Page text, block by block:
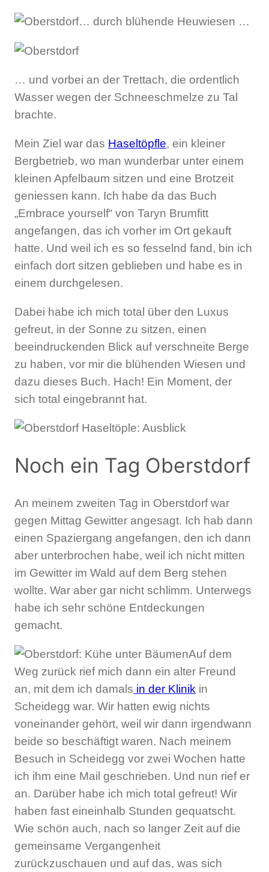
… durch blühende Heuwiesen …
… und vorbei an der Trettach, die ordentlich
Wasser wegen der Schneeschmelze zu Tal
brachte.
Mein Ziel war das Haseltöpfle, ein kleiner
Bergbetrieb, wo man wunderbar unter einem
kleinen Apfelbaum sitzen und eine Brotzeit
geniessen kann. Ich habe da das Buch
„Embrace yourself“ von Taryn Brumfitt
angefangen, das ich vorher im Ort gekauft
hatte. Und weil ich es so fesselnd fand, bin ich
einfach dort sitzen geblieben und habe es in
einem durchgelesen.
Dabei habe ich mich total über den Luxus
gefreut, in der Sonne zu sitzen, einen
beeindruckenden Blick auf verschneite Berge
zu haben, vor mir die blühenden Wiesen und
dazu dieses Buch. Hach! Ein Moment, der
sich total eingebrannt hat.
Noch ein Tag Oberstdorf
An meinem zweiten Tag in Oberstdorf war
gegen Mittag Gewitter angesagt. Ich hab dann
einen Spaziergang angefangen, den ich dann
aber unterbrochen habe, weil ich nicht mitten
im Gewitter im Wald auf dem Berg stehen
wollte. War aber gar nicht schlimm. Unterwegs
habe ich sehr schöne Entdeckungen
gemacht.
Auf dem
Weg zurück rief mich dann ein alter Freund
an, mit dem ich damals in der Klinik in
Scheidegg war. Wir hatten ewig nichts
voneinander gehört, weil wir dann irgendwann
beide so beschäftigt waren. Nach meinem
Besuch in Scheidegg vor zwei Wochen hatte
ich ihm eine Mail geschrieben. Und nun rief er
an. Darüber habe ich mich total gefreut! Wir
haben fast eineinhalb Stunden gequatscht.
Wie schön auch, nach so langer Zeit auf die
gemeinsame Vergangenheit
zurückzuschauen und auf das, was sich